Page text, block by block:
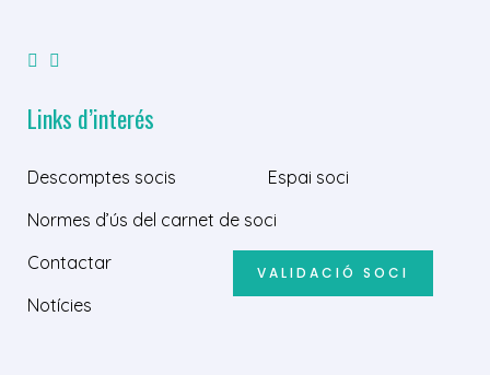
Links d’interés
Descomptes socis
Espai soci
Normes d’ús del carnet de soci
Contactar
Notícies
VALIDACIÓ SOCI